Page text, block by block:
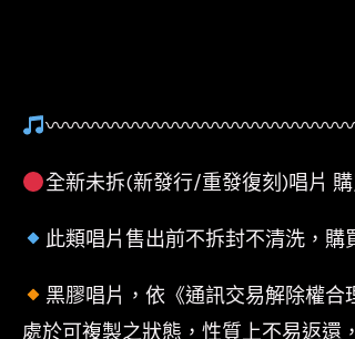
〰〰〰〰〰〰〰〰〰〰〰〰〰〰〰
全新未拆(新發行/重發復刻)唱片 購
此類唱片售出前不拆封不清洗，購
黑膠唱片，依《通訊交易解除權
處於可複製之狀態，性質上不易返還